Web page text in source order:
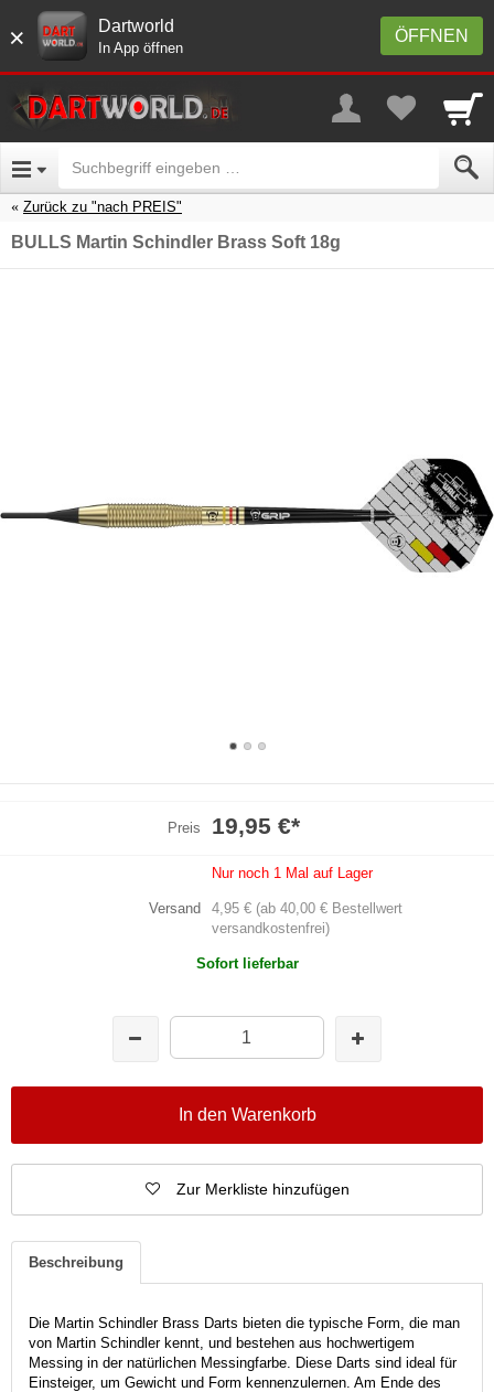
× ÖFFNEN
Dartworld
In App öffnen
Zurück zu "nach PREIS"
BULLS Martin Schindler Brass Soft 18g
Preis 19,95 €*
Nur noch 1 Mal auf Lager
Versand
4,95 € (ab 40,00 € Bestellwert
versandkostenfrei)
Sofort lieferbar
In den Warenkorb
Zur Merkliste hinzufügen
Beschreibung
Die Martin Schindler Brass Darts bieten die typische Form, die man
von Martin Schindler kennt, und bestehen aus hochwertigem
Messing in der natürlichen Messingfarbe. Diese Darts sind ideal für
Einsteiger, um Gewicht und Form kennenzulernen. Am Ende des